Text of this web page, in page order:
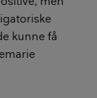
kunne få